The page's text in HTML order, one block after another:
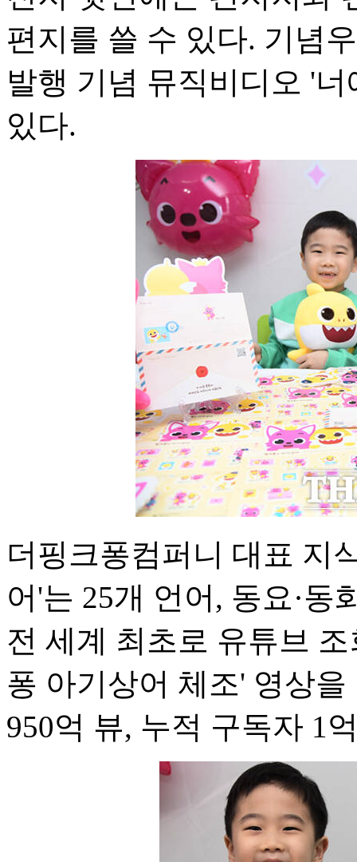
편지를 쓸 수 있다. 기념
발행 기념 뮤직비디오 '
있다.
더핑크퐁컴퍼니 대표 지
어'는 25개 언어, 동요·동
전 세계 최초로 유튜브
퐁 아기상어 체조' 영상
950억 뷰, 누적 구독자 1